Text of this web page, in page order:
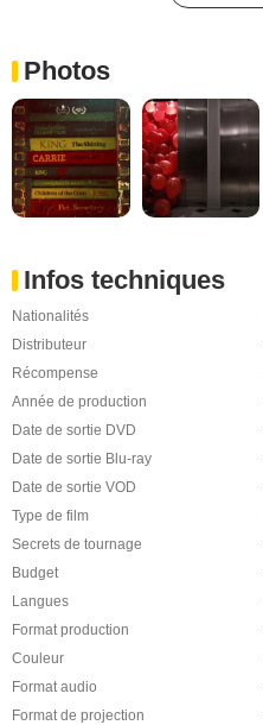
Photos
Infos techniques
Nationalités
Distributeur
Récompense
Année de production
Date de sortie DVD
Date de sortie Blu-ray
Date de sortie VOD
Type de film
Secrets de tournage
Budget
Langues
Format production
Couleur
Format audio
Format de projection